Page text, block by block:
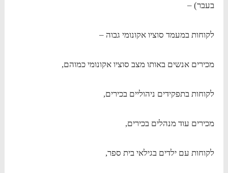
בעבר) –
לקוחות במעמד סוציו אקונומי גבוה –
מכירים אנשים באותו מצב סוציו אקונומי כמוהם,
לקוחות בתפקידים ניהוליים בכירים,
מכירים עוד מנהלים בכירים,
לקוחות עם ילדים בגילאי בית ספר,